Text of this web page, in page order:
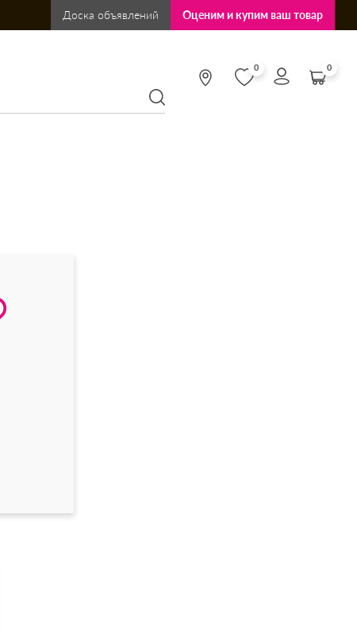
Доска объявлений Оценим и купим ваш товар
0 0